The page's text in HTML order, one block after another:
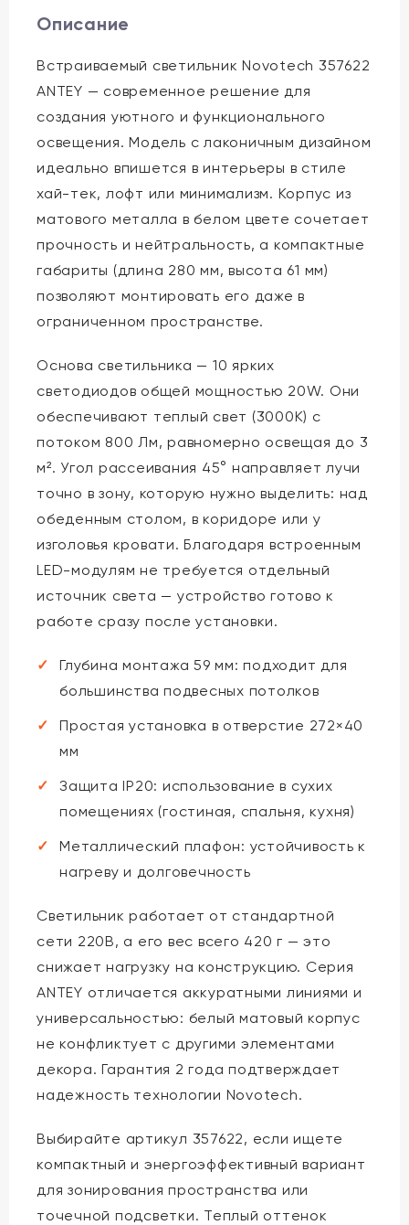
Описание
Встраиваемый светильник Novotech 357622
ANTEY — современное решение для
создания уютного и функционального
освещения. Модель с лаконичным дизайном
идеально впишется в интерьеры в стиле
хай-тек, лофт или минимализм. Корпус из
матового металла в белом цвете сочетает
прочность и нейтральность, а компактные
габариты (длина 280 мм, высота 61 мм)
позволяют монтировать его даже в
ограниченном пространстве.
Основа светильника — 10 ярких
светодиодов общей мощностью 20W. Они
обеспечивают теплый свет (3000K) с
потоком 800 Лм, равномерно освещая до 3
м². Угол рассеивания 45° направляет лучи
точно в зону, которую нужно выделить: над
обеденным столом, в коридоре или у
изголовья кровати. Благодаря встроенным
LED-модулям не требуется отдельный
источник света — устройство готово к
работе сразу после установки.
Глубина монтажа 59 мм: подходит для
большинства подвесных потолков
Простая установка в отверстие 272×40
мм
Защита IP20: использование в сухих
помещениях (гостиная, спальня, кухня)
Металлический плафон: устойчивость к
нагреву и долговечность
Светильник работает от стандартной
сети 220В, а его вес всего 420 г — это
снижает нагрузку на конструкцию. Серия
ANTEY отличается аккуратными линиями и
универсальностью: белый матовый корпус
не конфликтует с другими элементами
декора. Гарантия 2 года подтверждает
надежность технологии Novotech.
Выбирайте артикул 357622, если ищете
компактный и энергоэффективный вариант
для зонирования пространства или
точечной подсветки. Теплый оттенок